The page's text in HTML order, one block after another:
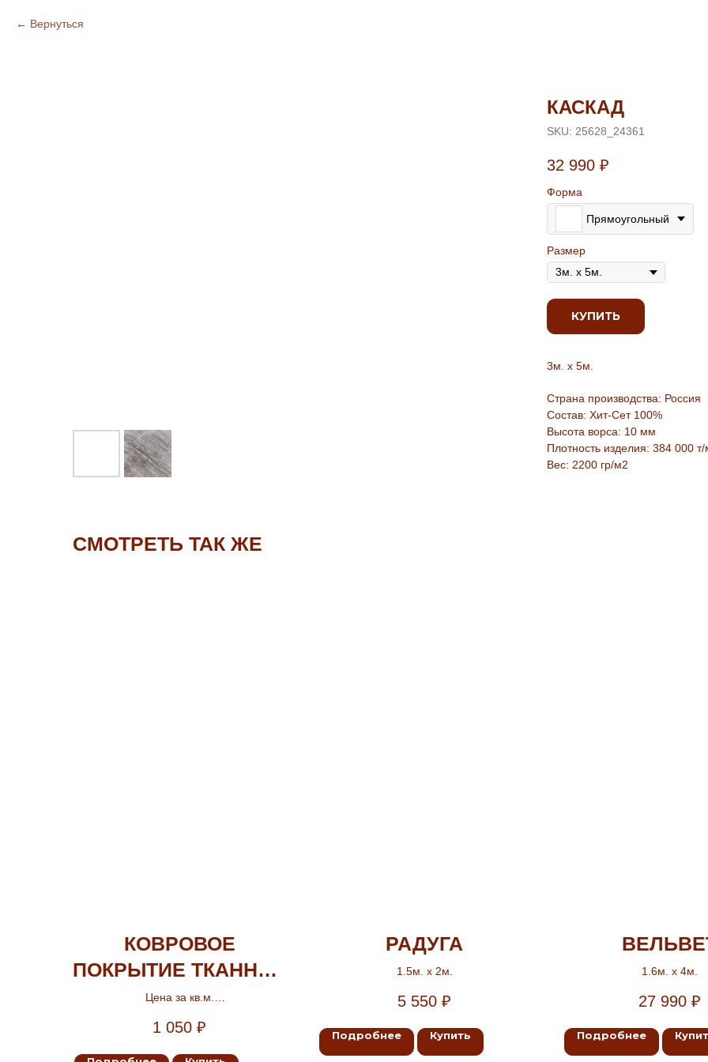
Вернуться
КАСКАД
SKU: 25628_24361
32 990 ₽
Форма
Прямоугольный
Размер
КУПИТЬ
3м. х 5м.
Страна производства: Россия
Состав: Хит-Сет 100%
Высота ворса: 10 мм
Плотность изделия: 384 000
Вес: 2200 гр/м2
СМОТРЕТЬ ТАК ЖЕ
КОВРОВОЕ
ПОКРЫТИЕ ТКАННОЕ
КУБА
Цена за кв.м.
1 050 ₽
РАДУГА
1.5м. х 2м.
5 550 ₽
Подробнее Купить
1.6м. х 4м.
27 990 ₽
Подробнее